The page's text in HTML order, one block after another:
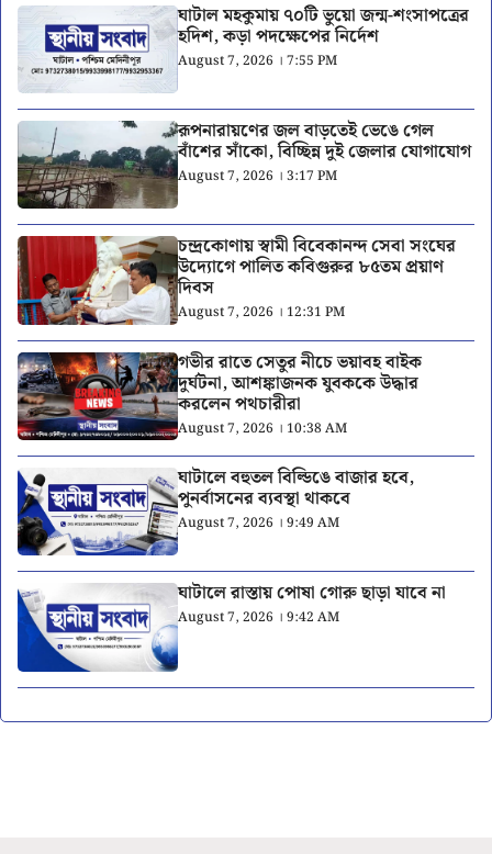
ঘাটাল মহকুমায় ৭০টি ভুয়ো জন্ম-শংসাপত্রের
হদিশ, কড়া পদক্ষেপের নির্দেশ
August 7, 2026 । 7:55 PM
রূপনারায়ণের জল বাড়তেই ভেঙে গেল
বাঁশের সাঁকো, বিচ্ছিন্ন দুই জেলার যোগাযোগ
August 7, 2026 । 3:17 PM
চন্দ্রকোণায় স্বামী বিবেকানন্দ সেবা সংঘের
উদ্যোগে পালিত কবিগুরুর ৮৫তম প্রয়াণ
দিবস
August 7, 2026 । 12:31 PM
গভীর রাতে সেতুর নীচে ভয়াবহ বাইক
দুর্ঘটনা, আশঙ্কাজনক যুবককে উদ্ধার
করলেন পথচারীরা
August 7, 2026 । 10:38 AM
ঘাটালে বহুতল বিল্ডিঙে বাজার হবে,
পুনর্বাসনের ব্যবস্থা থাকবে
August 7, 2026 । 9:49 AM
ঘাটালে রাস্তায় পোষা গোরু ছাড়া যাবে না
August 7, 2026 । 9:42 AM